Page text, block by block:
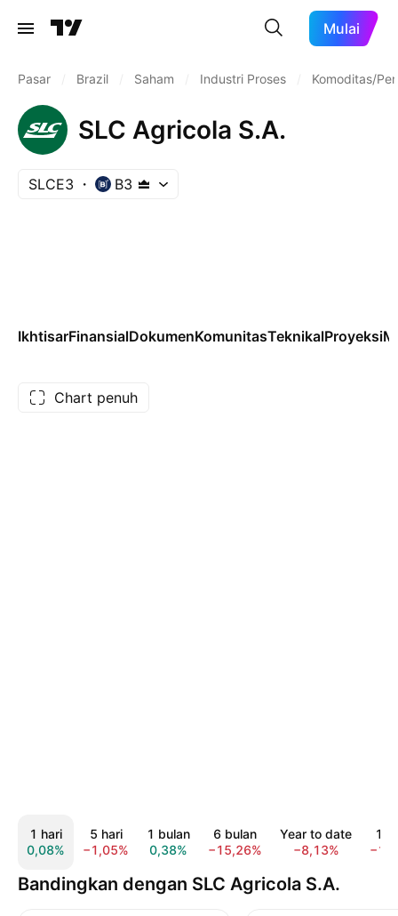
Mulai
Pasar Brazil Saham Industri Proses Komoditas/
SLC Agricola S.A.
SLCE3 B3
IkhtisarFinansialDokumenKomunitasTeknikalProyeksi
Chart penuh
1 hari
0,08%
5 hari
−1,05%
1 bulan
0,38%
6 bulan
−15,26%
Year to date
−8,13%
1
Bandingkan dengan SLC Agricola S.A.